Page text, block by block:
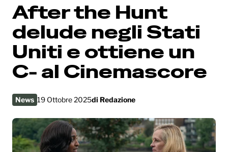
After the Hunt
delude negli Stati
Uniti e ottiene un
C- al Cinemascore
News 19 Ottobre 2025di Redazione